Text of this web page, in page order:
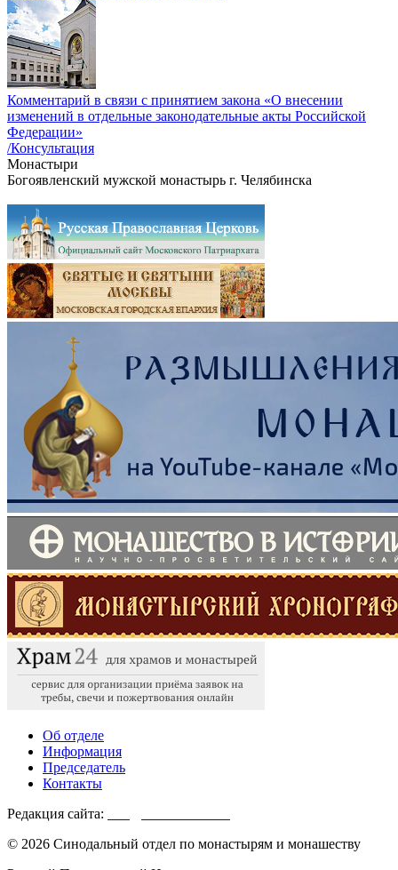
Комментарий в связи с принятием закона «О внесении
изменений в отдельные законодательные акты Российской
Федерации»
/Консультация
Монастыри
Богоявленский мужской монастырь г. Челябинска
Об отделе
Информация
Председатель
Контакты
Редакция сайта:
© 2026 Синодальный отдел по монастырям и монашеству